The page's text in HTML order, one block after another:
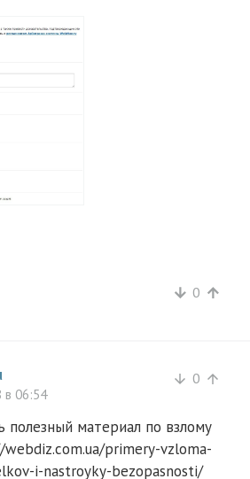
arrow_downward 0 arrow_upward
в 06:54
arrow_downward 0 arrow_upward
полезный материал по взлому
primery-vzloma-
i-nastroyky-bezopasnosti/